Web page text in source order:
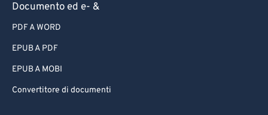
Documento ed e- &
PDF A WORD
EPUB A PDF
EPUB A MOBI
Convertitore di documenti